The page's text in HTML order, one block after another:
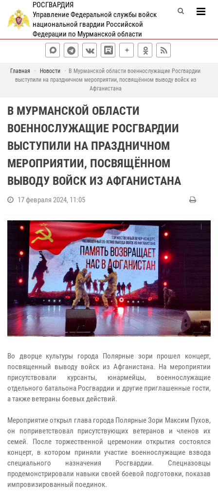
РОСГВАРДИЯ
Управление Федеральной службы войск
национальной гвардии Российской
Федерации по Мурманской области
Главная Новости
В Мурманской области военнослужащие Росгвардии
выступили на праздничном мероприятии, посвящённом выводу войск из
Афганистана
В МУРМАНСКОЙ ОБЛАСТИ
ВОЕННОСЛУЖАЩИЕ РОСГВАРДИИ
ВЫСТУПИЛИ НА ПРАЗДНИЧНОМ
МЕРОПРИЯТИИ, ПОСВЯЩЁННОМ
ВЫВОДУ ВОЙСК ИЗ АФГАНИСТАНА
17 февраля 2024, 11:05
Во дворце культуры города Полярные зори прошел концерт,
посвященный выводу войск из Афганистана. На мероприятии
присутствовали курсанты, юнармейцы, военнослужащие
отдельного батальона Росгвардии и другие приглашенные гости,
а также ветераны боевых действий.
Мероприятие открыл глава города Полярные Зори Максим Пухов,
он поприветствовал присутствующих ветеранов и членов их
семей. После торжественной церемонии открытия состоялся
концерт, в котором приняли участие военнослужащие взвода
специального назначения Росгвардии. Спецназовцы
продемонстрировали навыки своей боевой подготовки, показав
импровизированный поединок.